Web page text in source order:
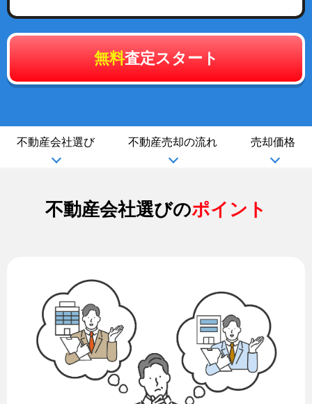
無料査定スタート
不動産会社選び 不動産売却の流れ 売却価格
不動産会社選びのポイント